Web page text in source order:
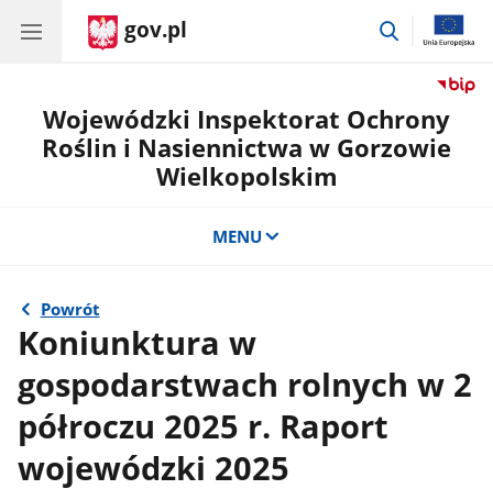
gov.pl
przejdź
Wojewódzki Inspektorat Ochrony
Roślin i Nasiennictwa w Gorzowie
Wielkopolskim
MENU
Powrót
Koniunktura w
gospodarstwach rolnych w 2
półroczu 2025 r. Raport
wojewódzki 2025